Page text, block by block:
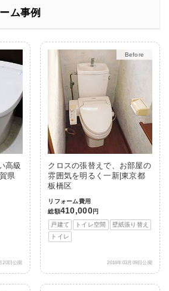
ム事例
高級
県
20日公開
After
クロスの張替えで、お部屋の
雰囲気を明るく一新|東京都
板橋区
リフォーム費用
総額410,000円
戸建て
トイレ空間
壁紙張り替え
トイレ
2016年03月09日公開